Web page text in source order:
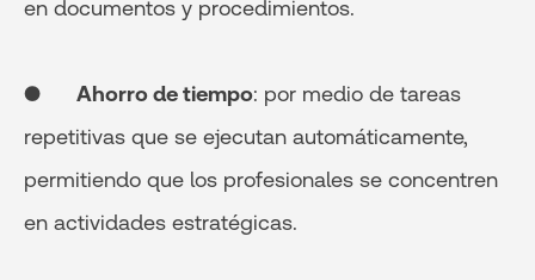
en documentos y procedimientos.
● Ahorro de tiempo: por medio de tareas
repetitivas que se ejecutan automáticamente,
permitiendo que los profesionales se concentren
en actividades estratégicas.